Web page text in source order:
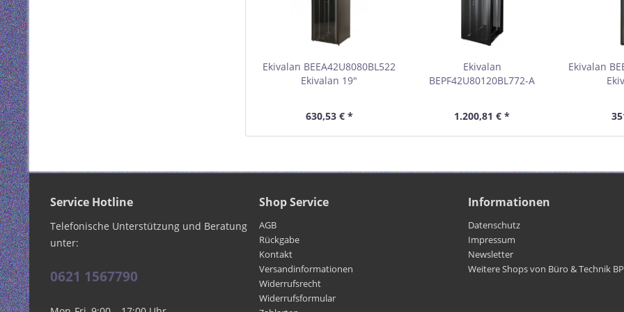
Ekivalan BEEA42U8080BL522
Ekivalan 19"
schwarz
630,53 € *
Ekivalan
BEPF42U80120BL772-A
42 HE, 800 x 1200 mm,
schwarz
1.200,81 € *
Ekivalan
Service Hotline
Telefonische Unterstützung und Beratung
unter:
0621 1567790
Shop Service
AGB
Rückgabe
Kontakt
Versandinformationen
Widerrufsrecht
Widerrufsformular
Informationen
Datenschutz
Impressum
Newsletter
Weitere Shops von Büro & Technik